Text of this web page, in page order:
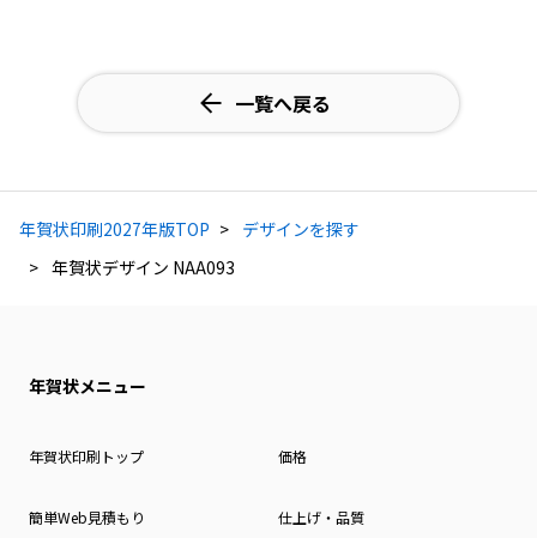
一覧へ戻る
年賀状印刷2027年版TOP
デザインを探す
年賀状デザイン NAA093
年賀状メニュー
年賀状印刷トップ 価格
簡単Web見積もり 仕上げ・品質